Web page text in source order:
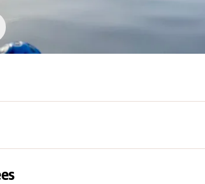
auf die Tschingelhörner und den
und das Frühstück am nächsten